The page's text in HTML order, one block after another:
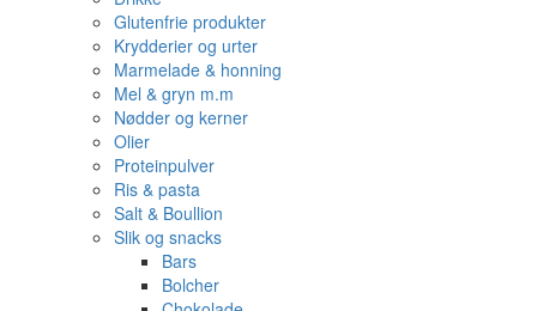
Glutenfrie produkter
Krydderier og urter
Marmelade & honning
Mel & gryn m.m
Nødder og kerner
Olier
Proteinpulver
Ris & pasta
Salt & Boullion
Slik og snacks
Bars
Bolcher